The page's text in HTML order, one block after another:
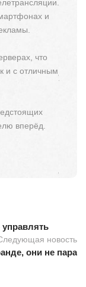
и
что
и с отличным
вперёд.
новость
они не пара